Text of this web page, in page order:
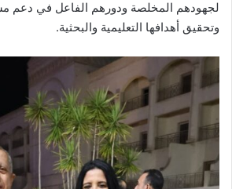
لجهودهم المخلصة ودورهم الفاعل في دعم
وتحقيق أهدافها التعليمية والبحثية.